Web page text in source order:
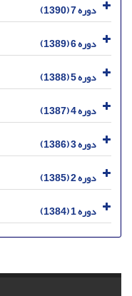
دوره 7 (1390)
دوره 6 (1389)
دوره 5 (1388)
دوره 4 (1387)
دوره 3 (1386)
دوره 2 (1385)
دوره 1 (1384)